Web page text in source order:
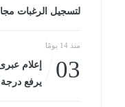
لتسجيل الرغبات
منذ 14 يومًا
03
إعلام
يرفع درجة